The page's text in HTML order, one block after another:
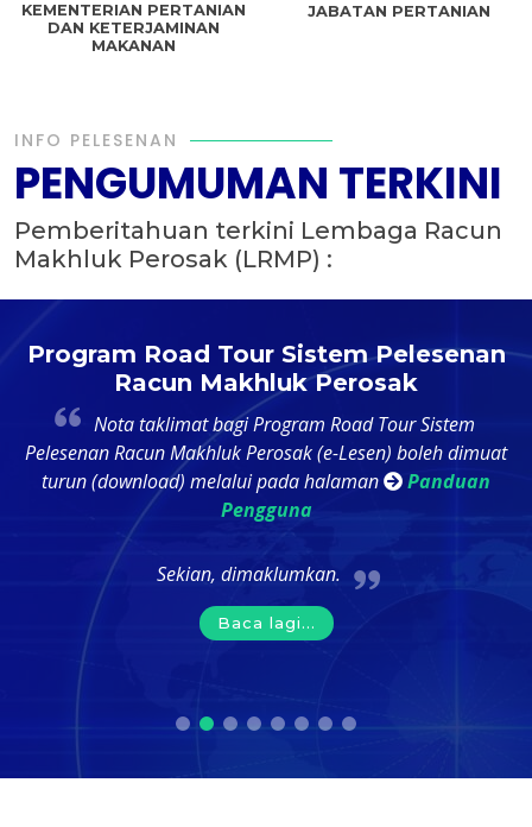
KEMENTERIAN PERTANIAN
DAN KETERJAMINAN
MAKANAN
JABATAN PERTANIAN
INFO PELESENAN
PENGUMUMAN TERKINI
Pemberitahuan terkini Lembaga Racun
Makhluk Perosak (LRMP) :
Program Road Tour Sistem Pelesenan
Racun Makhluk Perosak
Nota taklimat bagi Program Road Tour Sistem
Pelesenan Racun Makhluk Perosak (e-Lesen) boleh dimuat
turun (download) melalui pada halaman
Panduan
Pengguna
Sekian, dimaklumkan.
Baca lagi...